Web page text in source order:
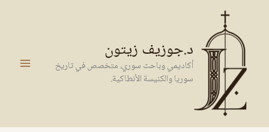
المحتوى
د.جوزيف زيتون
أكاديمي وباحث سوري، متخصص في تاريخ
سوريا والكنيسة الأنطاكية.